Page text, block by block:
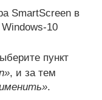
пункт
, и за тем
.